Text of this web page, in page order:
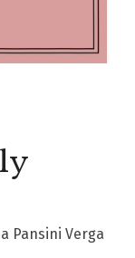
Pansini Verga